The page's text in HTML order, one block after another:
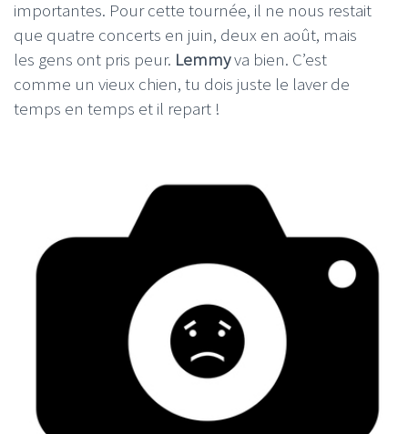
importantes. Pour cette tournée, il ne nous restait
que quatre concerts en juin, deux en août, mais
les gens ont pris peur. Lemmyva bien. C’est
comme un vieux chien, tu dois juste le laver de
temps en temps et il repart !